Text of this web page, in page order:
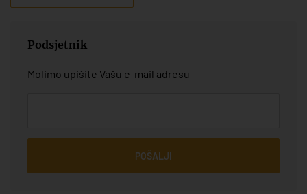
Podsjetnik
Molimo upišite Vašu e-mail adresu
POŠALJI